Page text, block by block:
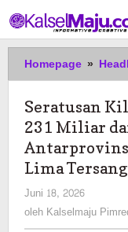
ke
konten
Homepage »
Seratusan
231 Miliar
Lima
Juni 18, 2026
Pimred
oleh Kalselmaju